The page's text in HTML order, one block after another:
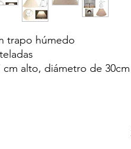
trapo húmedo
cm alto, diámetro de 30cm